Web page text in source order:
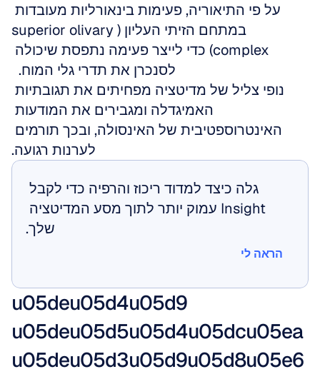
במתחם הזיתי העליון (superior olivary
לסנכרן את תדרי גלי המוח.
לערנות רגועה.
שלך.
הראה לי
u05deu05d4u05d9
u05deu05d5u05d4u05dcu05ea
u05deu05d3u05d9u05d8u05e6